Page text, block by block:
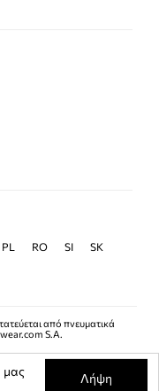
PL RO SI
SK
από πνευματικά
S.A.
μας
Λήψη